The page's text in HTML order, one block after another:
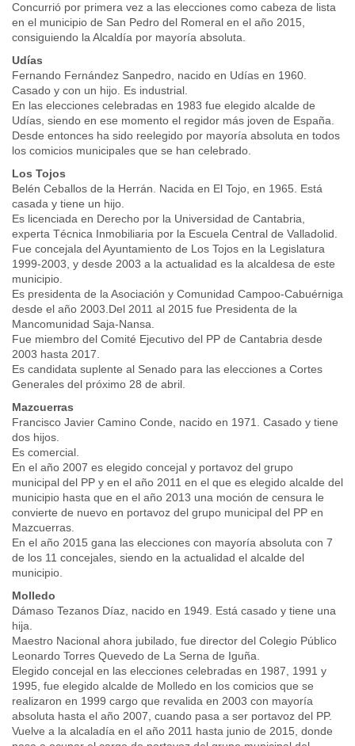
Concurrió por primera vez a las elecciones como cabeza de lista
en el municipio de San Pedro del Romeral en el año 2015,
consiguiendo la Alcaldía por mayoría absoluta.
Udías
Fernando Fernández Sanpedro, nacido en Udías en 1960.
Casado y con un hijo. Es industrial.
En las elecciones celebradas en 1983 fue elegido alcalde de
Udías, siendo en ese momento el regidor más joven de España.
Desde entonces ha sido reelegido por mayoría absoluta en todos
los comicios municipales que se han celebrado.
Los Tojos
Belén Ceballos de la Herrán. Nacida en El Tojo, en 1965. Está
casada y tiene un hijo.
Es licenciada en Derecho por la Universidad de Cantabria,
experta Técnica Inmobiliaria por la Escuela Central de Valladolid.
Fue concejala del Ayuntamiento de Los Tojos en la Legislatura
1999-2003, y desde 2003 a la actualidad es la alcaldesa de este
municipio.
Es presidenta de la Asociación y Comunidad Campoo-Cabuérniga
desde el año 2003.Del 2011 al 2015 fue Presidenta de la
Mancomunidad Saja-Nansa.
Fue miembro del Comité Ejecutivo del PP de Cantabria desde
2003 hasta 2017.
Es candidata suplente al Senado para las elecciones a Cortes
Generales del próximo 28 de abril.
Mazcuerras
Francisco Javier Camino Conde, nacido en 1971. Casado y tiene
dos hijos.
Es comercial.
En el año 2007 es elegido concejal y portavoz del grupo
municipal del PP y en el año 2011 en el que es elegido alcalde del
municipio hasta que en el año 2013 una moción de censura le
convierte de nuevo en portavoz del grupo municipal del PP en
Mazcuerras.
En el año 2015 gana las elecciones con mayoría absoluta con 7
de los 11 concejales, siendo en la actualidad el alcalde del
municipio.
Molledo
Dámaso Tezanos Díaz, nacido en 1949. Está casado y tiene una
hija.
Maestro Nacional ahora jubilado, fue director del Colegio Público
Leonardo Torres Quevedo de La Serna de Iguña.
Elegido concejal en las elecciones celebradas en 1987, 1991 y
1995, fue elegido alcalde de Molledo en los comicios que se
realizaron en 1999 cargo que revalida en 2003 con mayoría
absoluta hasta el año 2007, cuando pasa a ser portavoz del PP.
Vuelve a la alcaladía en el año 2011 hasta junio de 2015, donde